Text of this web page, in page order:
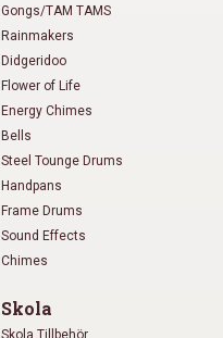
Gongs/TAM TAMS
Rainmakers
Didgeridoo
Flower of Life
Energy Chimes
Bells
Steel Tounge Drums
Handpans
Frame Drums
Sound Effects
Chimes
Skola
Skola Tillbehör